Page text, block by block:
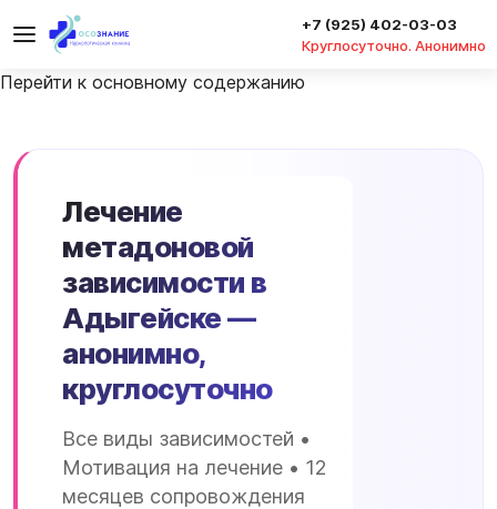
Перейти к основному содержанию
+7 (925) 402-03-03
Круглосуточно. Анонимно
Лечение
метадоновой
зависимости в
Адыгейске —
анонимно,
круглосуточно
Все виды зависимостей •
Мотивация на лечение • 12
месяцев сопровождения